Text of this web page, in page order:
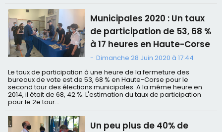
Municipales 2020 : Un taux
de participation de 53, 68 %
à 17 heures en Haute-Corse
- Dimanche 28 Juin 2020 à 17:44
Le taux de participation à une heure de la fermeture des
bureaux de vote est de 53, 68 % en Haute-Corse pour le
second tour des élections municipales. A la même heure en
2014, il était de 68, 42 %. L'estimation du taux de participation
pour le 2e tour...
Un peu plus de 40% de